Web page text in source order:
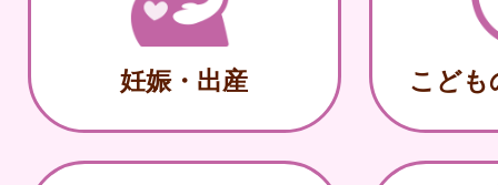
妊娠・出産 こども